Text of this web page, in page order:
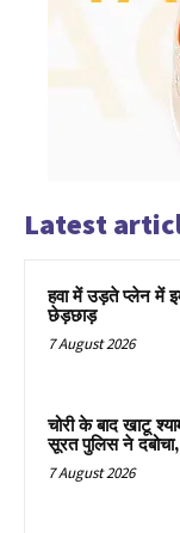
Latest
हवा में उड़ते प्लेन में
छेड़छाड़
7 August 2026
चोरी के बाद खाटू
सूरत पुलिस ने
7 August 2026